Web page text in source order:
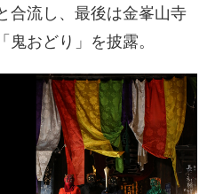
合流し、最後は金峯山寺
鬼おどり」を披露。